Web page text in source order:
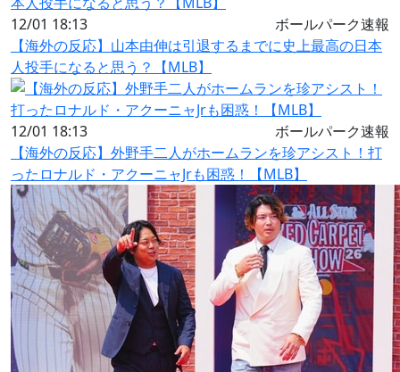
12/01 18:13
ボールパーク速報
【海外の反応】山本由伸は引退するまでに史上最高の日本
人投手になると思う？【MLB】
12/01 18:13
ボールパーク速報
【海外の反応】外野手二人がホームランを珍アシスト！打
ったロナルド・アクーニャJrも困惑！【MLB】